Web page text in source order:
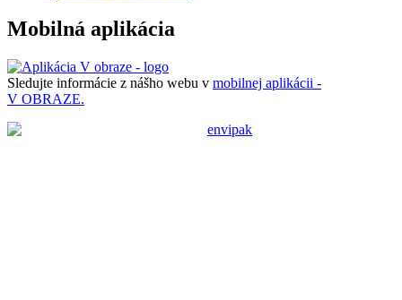
Mobilná aplikácia
Sledujte informácie z nášho webu v mobilnej aplikácii -
V OBRAZE.